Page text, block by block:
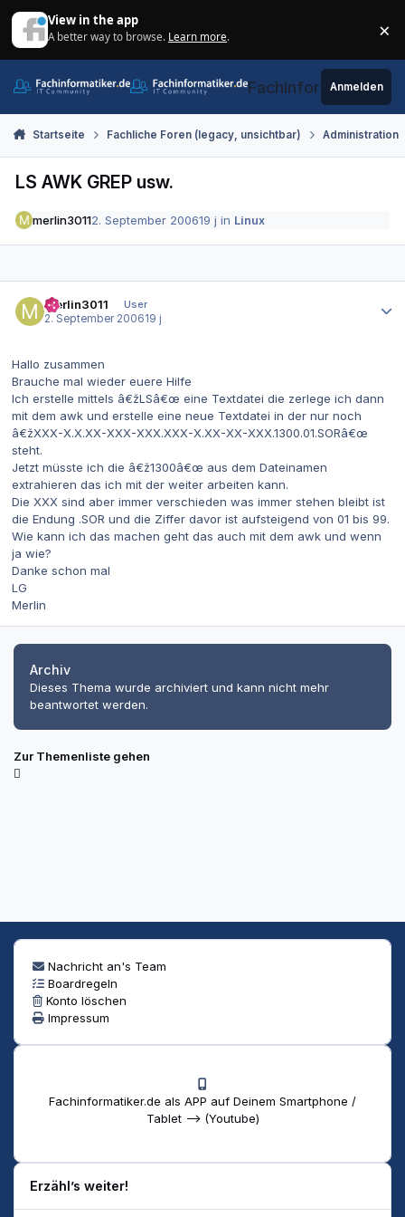
View in the app
A better way to browse. Learn more. ×
Fachinformatiker.de
Anmelden
Startseite Fachliche Foren (legacy, unsichtbar) Administration
LS AWK GREP usw.
merlin30112. September 200619 j in Linux
merlin3011
User
2. September 200619 j
Hallo zusammen
Brauche mal wieder euere Hilfe
Ich erstelle mittels â€žLSâ€œ eine Textdatei die zerlege ich dann
mit dem awk und erstelle eine neue Textdatei in der nur noch
â€žXXX-X.X.XX-XXX-XXX.XXX-X.XX-XX-XXX.1300.01.SORâ€œ
steht.
Jetzt müsste ich die â€ž1300â€œ aus dem Dateinamen
extrahieren das ich mit der weiter arbeiten kann.
Die XXX sind aber immer verschieden was immer stehen bleibt ist
die Endung .SOR und die Ziffer davor ist aufsteigend von 01 bis 99.
Wie kann ich das machen geht das auch mit dem awk und wenn
ja wie?
Danke schon mal
LG
Merlin
Archiv
Dieses Thema wurde archiviert und kann nicht mehr
beantwortet werden.
Zur Themenliste gehen
Nachricht an's Team
Boardregeln
Konto löschen
Impressum
Fachinformatiker.de als APP auf Deinem Smartphone /
Tablet --> (Youtube)
Erzähl’s weiter!